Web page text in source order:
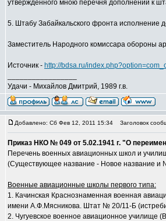
утвержденного мною перечня дополнений к
5. Штабу Забайкальского фронта исполнение
Заместитель Народного комиссара обороны
Источник - http://bdsa.ru/
Удачи - Михайлов Дмитрий, 1989 г.в.
Добавлено: Сб Фев 12, 2011 15:34 Заголовок
Приказ НКО № 049 от 5.02.1941 г. "О
Перечень военных авиационных школ и
(Существующее название - Новое название
Военные авиационные школы первого типа:
1. Качинская Краснознаменная военная
имени А.Ф.Мясникова. Штат № 20/11-Б
2. Чугуевское военное авиационное